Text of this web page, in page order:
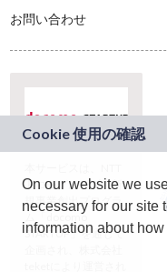
お問い合わせ
ドコモグループの新
規事業創出プログラ
ム「docomo
STARTUP」を通じて
On our website we
necessary for our site
information about